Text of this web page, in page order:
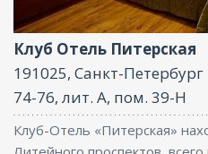
Интернет
Клуб Отель Питерская
191025, Санкт-
74-76, лит. А, пом. 39-Н
Клуб-Отель «Питерская»